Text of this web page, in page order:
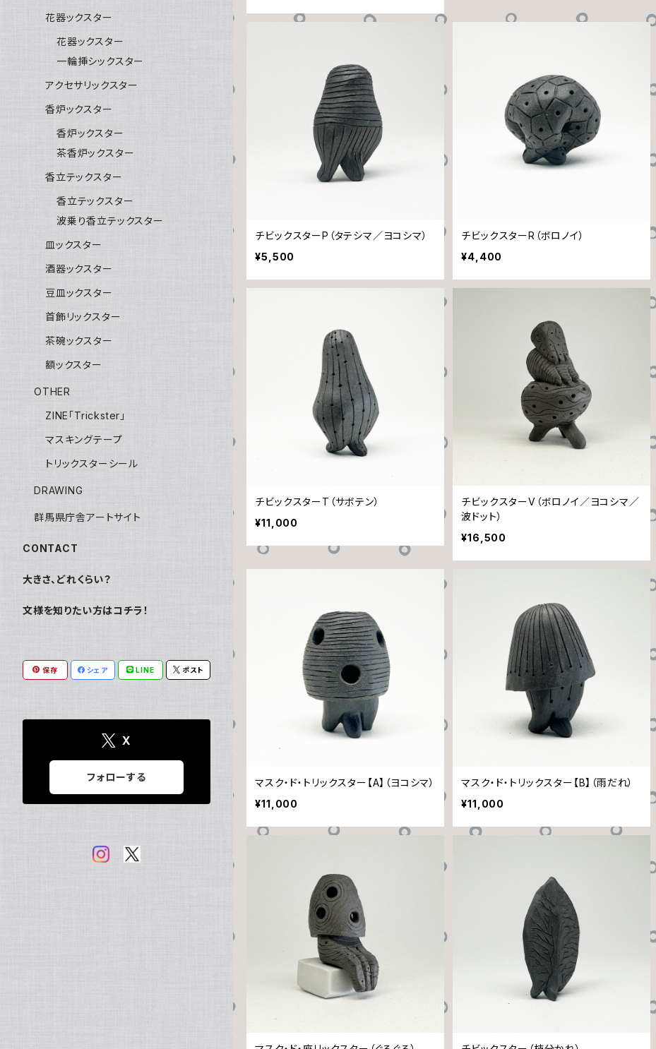
チビックスターP（タテシマ／ヨコシマ）
¥5,500
チビックスターR（ボロノイ）
¥4,400
チビックスターT（サボテン）
¥11,000
チビックスターV（ボロノイ／ヨコシマ／
波ドット）
¥16,500
マスク・ド・トリックスター【A】（ヨコシマ）
¥11,000
マスク・ド・トリックスター【B】（雨だれ）
¥11,000
花器ックスター
花器ックスター
一輪挿シックスター
アクセサリックスター
香炉ックスター
香炉ックスター
茶香炉ックスター
香立テックスター
香立テックスター
波乗り香立テックスター
皿ックスター
酒器ックスター
豆皿ックスター
首飾リックスター
茶碗ックスター
額ックスター
OTHER
ZINE「Trickster」
マスキングテープ
トリックスターシール
DRAWING
群馬県庁舎アートサイト
CONTACT
大きさ、どれくらい？
文様を知りたい方はコチラ！
保存 シェア LINE ポスト
X
フォローする